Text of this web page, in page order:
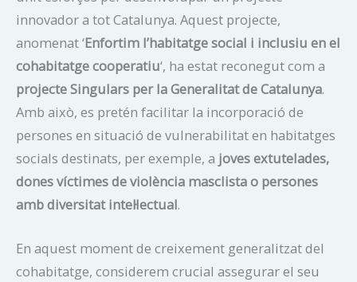
innovador a tot Catalunya. Aquest projecte,
anomenat ‘Enfortim l’habitatge social i inclusiu en el
cohabitatge cooperatiu‘, ha estat reconegut com a
projecte Singulars per la Generalitat de Catalunya.
Amb això, es pretén facilitar la incorporació de
persones en situació de vulnerabilitat en habitatges
socials destinats, per exemple, a joves extutelades,
dones víctimes de violència masclista o persones
amb diversitat intel·lectual.
En aquest moment de creixement generalitzat del
cohabitatge, considerem crucial assegurar el seu